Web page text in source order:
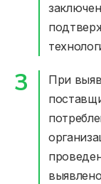
При
Договор
Приборы
Должникам